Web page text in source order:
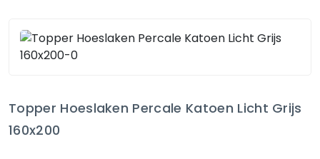
Topper Hoeslaken Percale Katoen Licht Grijs
160x200